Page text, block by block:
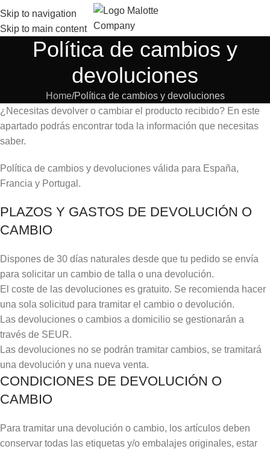
Skip to navigation
Skip to main content
Envíos gratis a partir de 40€ (Península y Baleares).
Política de cambios y
devoluciones
Home Política de cambios y devoluciones
¿Necesitas devolver o cambiar el producto recibido? En este
apartado podrás encontrar toda la información que necesitas
saber.
Política de cambios y devoluciones válida para España,
Francia y Portugal.
PLAZOS Y GASTOS DE DEVOLUCIÓN O
CAMBIO
Dispones de 30 días naturales desde que tu pedido se envía
para solicitar un cambio de talla o una devolución.
El coste de las devoluciones es gratuito. Se recomienda hacer
una sola solicitud para tramitar el cambio o devolución.
Las devoluciones o cambios a domicilio se gestionarán a
través de SEUR.
Las devoluciones no se podrán tramitar cambios, se tramitará
una devolución y una nueva venta.
CONDICIONES DE DEVOLUCIÓN O
CAMBIO
Para tramitar una devolución o cambio, los artículos deben
conservar todas las etiquetas y/o embalajes originales, estar